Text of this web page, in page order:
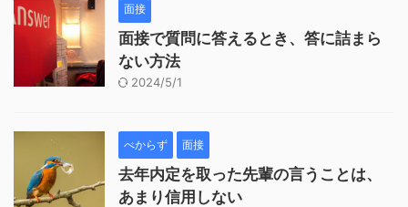
面接
面接で質問に答えるとき、答に詰まら
ない方法
2024/5/1
べからず 面接
去年内定を取った先輩の言うことは、
あまり信用しない